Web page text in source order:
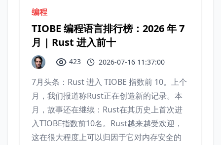
编程
TIOBE 编程语言排行榜：2026 年 7
月 | Rust 进入前十
423 2026-07-16 11:37:00
7月头条：Rust 进入 TIOBE 指数前 10。上个
月，我们报道称Rust正在创造新的记录。本
月，故事还在继续：Rust在其历史上首次进
入TIOBE指数前10名。Rust越来越受欢迎，
这在很大程度上可以归因于它对内存安全的